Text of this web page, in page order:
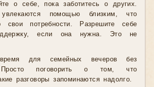
о себе, пока заботитесь о других.
помощью близким, что
свои потребности. Разрешите себе
если она нужна. Это не
для семейных вечеров без
Просто поговорить о том, что
разговоры запоминаются надолго.